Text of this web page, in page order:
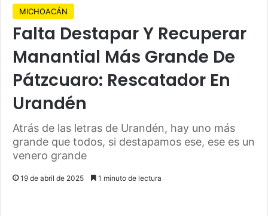
MICHOACÁN
Falta Destapar Y Recuperar
Manantial Más Grande De
Pátzcuaro: Rescatador En
Urandén
Atrás de las letras de Urandén, hay uno más
grande que todos, si destapamos ese, ese es un
venero grande
19 de abril de 2025 1 minuto de lectura